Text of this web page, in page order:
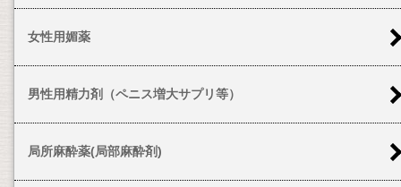
女性用媚薬
男性用精力剤（ペニス増大サプリ等）
局所麻酔薬(局部麻酔剤)